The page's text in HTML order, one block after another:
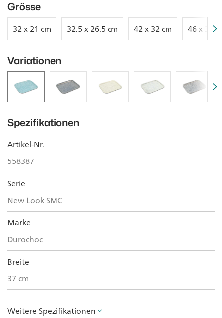
Grösse
32 x 21 cm 32.5 x 26.5 cm 42 x 32 cm 46 x
Variationen
Spezifikationen
Artikel-Nr.
558387
Serie
New Look SMC
Marke
Durochoc
Breite
37 cm
Weitere Spezifikationen